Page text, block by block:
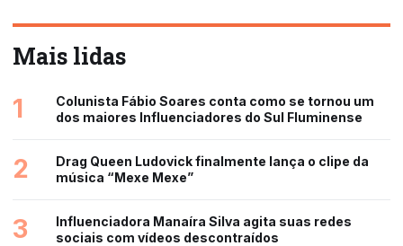
Mais lidas
1
Colunista Fábio Soares conta como se tornou um
dos maiores Influenciadores do Sul Fluminense
2
Drag Queen Ludovick finalmente lança o clipe da
música “Mexe Mexe”
3
Influenciadora Manaíra Silva agita suas redes
sociais com vídeos descontraídos